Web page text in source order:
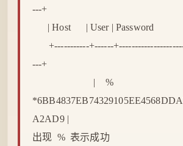
---+
| Host | User |
+-----------+------
---+
| % |
A2AD9 |
出现 % 表示成功